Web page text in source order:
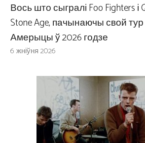
Вось што сыгралі Foo Fighters і
Stone Age, пачынаючы свой
Амерыцы ў 2026 годзе
6 жніўня 2026